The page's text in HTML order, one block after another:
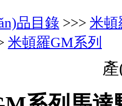
品目錄 >>> 米頓
米頓羅GM系列